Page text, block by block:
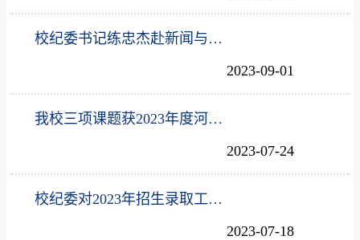
校纪委书记练忠杰赴新闻与传播学院、数学科学学院调研指导工作
2023-09-01
我校三项课题获2023年度河南省教育系统廉政专题研究项目立项
2023-07-24
校纪委对2023年招生录取工作开展调研监督
2023-07-18